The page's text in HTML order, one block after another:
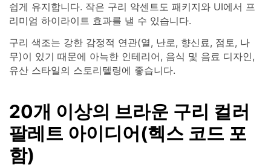
쉽게 유지합니다. 작은 구리 악센트도 패키지와 UI에서 프
리미엄 하이라이트 효과를 낼 수 있습니다.
구리 색조는 강한 감정적 연관(열, 난로, 향신료, 점토, 나
무)이 있기 때문에 아늑한 인테리어, 음식 및 음료 디자인,
유산 스타일의 스토리텔링에 좋습니다.
20개 이상의 브라운 구리 컬러
팔레트 아이디어(헥스 코드 포
함)